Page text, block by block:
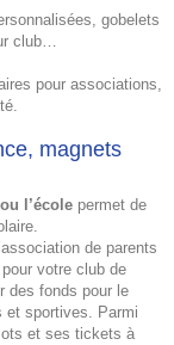
gobelets
club…
pour associations,
magnets
l’école permet de
de parents
votre club de
des fonds pour le
et sportives. Parmi
et ses tickets à